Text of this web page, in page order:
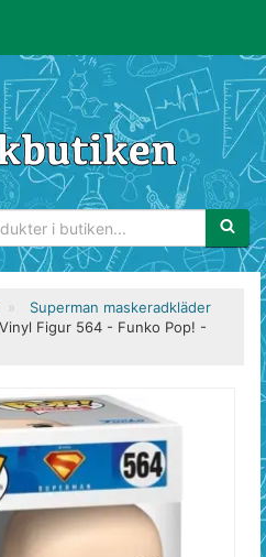
Superman maskeradkläder
Figur 564 - Funko Pop! -